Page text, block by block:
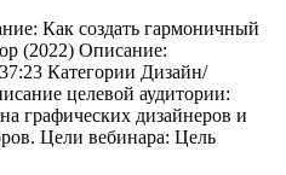
Как создать гармоничный
(2022) Описание:
Категории Дизайн/
целевой аудитории:
графических дизайнеров и
Цели вебинара: Цель